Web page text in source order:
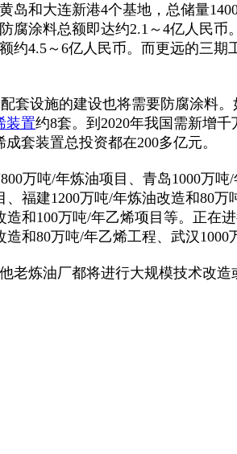
岛和大连新港4个基地，总储量
腐涂料总额即达约2.1～4亿人民
约4.5～6亿人民币。而更远的三
设施的建设也将需要防腐涂料
装置约8套。到2020年我国需新增
套装置总投资都在200多亿元。
万吨/年炼油项目、青岛1000万
福建1200万吨/年炼油改造和80
和100万吨/年乙烯项目等。正在
和80万吨/年乙烯工程、武汉
炼油厂都将进行大规模技术改